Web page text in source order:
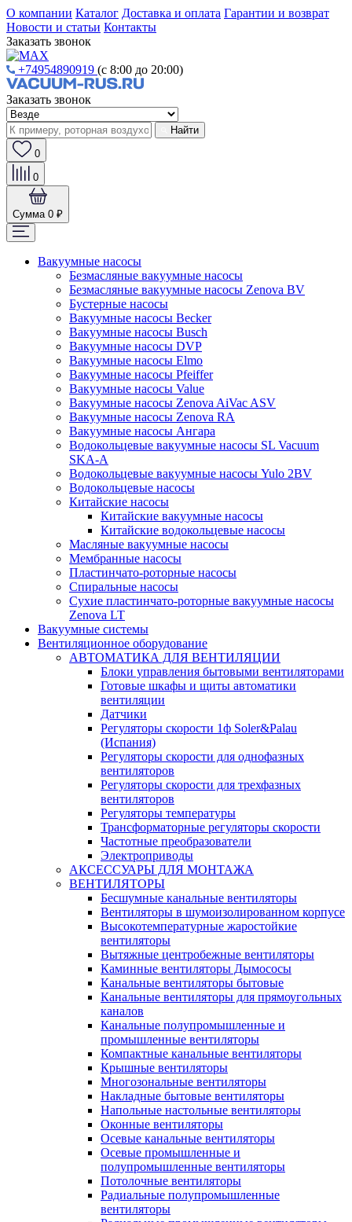
О компании Каталог Доставка и оплата Гарантии и возврат
Новости и статьи Контакты
Заказать звонок
+74954890919 (с 8:00 до 20:00)
Заказать звонок
Найти
0
0
Сумма 0 ₽
Вакуумные насосы
Безмасляные вакуумные насосы
Безмасляные вакуумные насосы Zenova BV
Бустерные насосы
Вакуумные насосы Becker
Вакуумные насосы Busch
Вакуумные насосы DVP
Вакуумные насосы Elmo
Вакуумные насосы Pfeiffer
Вакуумные насосы Value
Вакуумные насосы Zenova AiVac ASV
Вакуумные насосы Zenova RA
Вакуумные насосы Ангара
Водокольцевые вакуумные насосы SL Vacuum
SKA-A
Водокольцевые вакуумные насосы Yulo 2BV
Водокольцевые насосы
Китайские насосы
Китайские вакуумные насосы
Китайские водокольцевые насосы
Масляные вакуумные насосы
Мембранные насосы
Пластинчато-роторные насосы
Спиральные насосы
Сухие пластинчато-роторные вакуумные насосы
Zenova LT
Вакуумные системы
Вентиляционное оборудование
АВТОМАТИКА ДЛЯ ВЕНТИЛЯЦИИ
Блоки управления бытовыми вентиляторами
Готовые шкафы и щиты автоматики
вентиляции
Датчики
Регуляторы скорости 1ф Soler&Palau
(Испания)
Регуляторы скорости для однофазных
вентиляторов
Регуляторы скорости для трехфазных
вентиляторов
Регуляторы температуры
Трансформаторные регуляторы скорости
Частотные преобразователи
Электроприводы
АКСЕССУАРЫ ДЛЯ МОНТАЖА
ВЕНТИЛЯТОРЫ
Бесшумные канальные вентиляторы
Вентиляторы в шумоизолированном корпусе
Высокотемпературные жаростойкие
вентиляторы
Вытяжные центробежные вентиляторы
Каминные вентиляторы Дымососы
Канальные вентиляторы бытовые
Канальные вентиляторы для прямоугольных
каналов
Канальные полупромышленные и
промышленные вентиляторы
Компактные канальные вентиляторы
Крышные вентиляторы
Многозональные вентиляторы
Накладные бытовые вентиляторы
Напольные настольные вентиляторы
Оконные вентиляторы
Осевые канальные вентиляторы
Осевые промышленные и
полупромышленные вентиляторы
Потолочные вентиляторы
Радиальные полупромышленные
вентиляторы